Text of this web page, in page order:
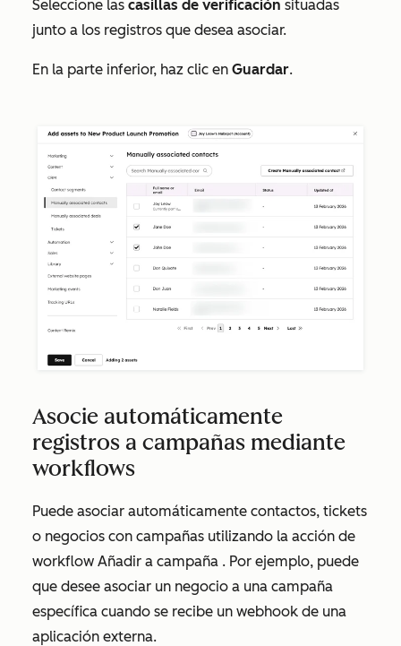
Seleccione las casillas de verificación situadas
junto a los registros que desea asociar.
En la parte inferior, haz clic en Guardar.
Asocie automáticamente
registros a campañas mediante
workflows
Puede asociar automáticamente contactos, tickets
o negocios con campañas utilizando la acción de
workflow Añadir a campaña . Por ejemplo, puede
que desee asociar un negocio a una campaña
específica cuando se recibe un webhook de una
aplicación externa.